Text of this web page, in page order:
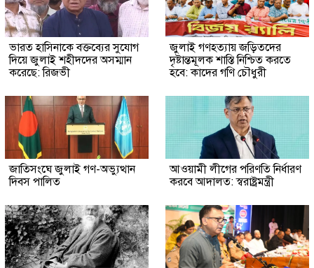
ভারত হাসিনাকে বক্তব্যের সুযোগ
দিয়ে জুলাই শহীদদের অসম্মান
করেছে: রিজভী
জুলাই গণহত্যায় জড়িতদের
দৃষ্টান্তমূলক শাস্তি নিশ্চিত করতে
হবে: কাদের গণি চৌধুরী
জাতিসংঘে জুলাই গণ-অভ্যুত্থান
দিবস পালিত
আওয়ামী লীগের পরিণতি নির্ধারণ
করবে আদালত: স্বরাষ্ট্রমন্ত্রী